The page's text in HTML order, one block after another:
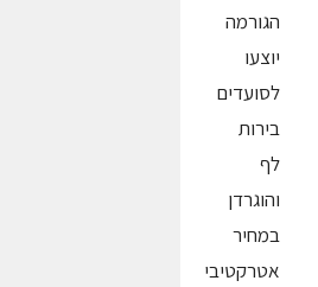
הגורמה
יוצעו
לסועדים
בירות
לף
והוגרדן
במחיר
אטרקטיבי